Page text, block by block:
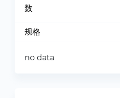
数
规格
no data